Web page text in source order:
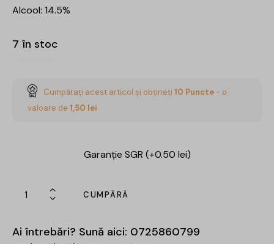
Alcool: 14.5%
7 în stoc
Cumpărați acest articol și obțineți 10 Puncte - o
valoare de 1,50 lei
Garanție SGR (+0.50 lei)
CUMPĂRĂ
Ai întrebări? Sună aici: 0725860799